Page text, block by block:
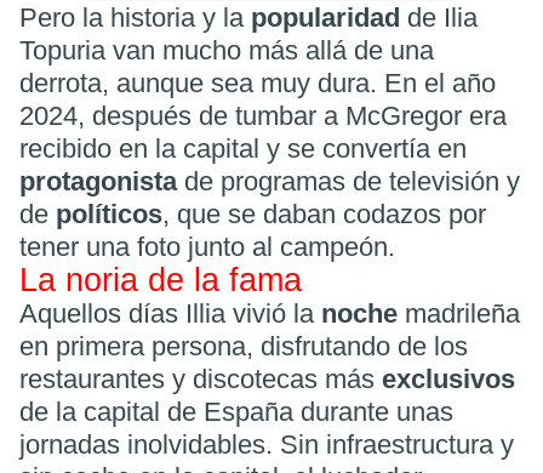
Pero la historia y la popularidad de Ilia
Topuria van mucho más allá de una
derrota, aunque sea muy dura. En el año
2024, después de tumbar a McGregor era
recibido en la capital y se convertía en
protagonista de programas de televisión y
de políticos, que se daban codazos por
tener una foto junto al campeón.
La noria de la fama
Aquellos días Illia vivió la noche madrileña
en primera persona, disfrutando de los
restaurantes y discotecas más exclusivos
de la capital de España durante unas
jornadas inolvidables. Sin infraestructura y